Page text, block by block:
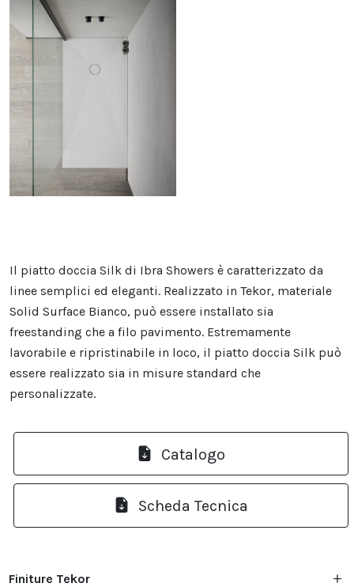
Il piatto doccia Silk di Ibra Showers è caratterizzato da
linee semplici ed eleganti. Realizzato in Tekor, materiale
Solid Surface Bianco, può essere installato sia
freestanding che a filo pavimento. Estremamente
lavorabile e ripristinabile in loco, il piatto doccia Silk può
essere realizzato sia in misure standard che
personalizzate.
Catalogo
Scheda Tecnica
Finiture Tekor